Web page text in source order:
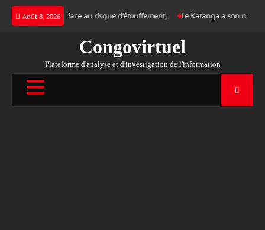
Skip
Août 8, 2026
internationale, Face au risque d’étouffement, Le Katanga a son
Congovirtuel
Plateforme d'analyse et d'investigation de l'information